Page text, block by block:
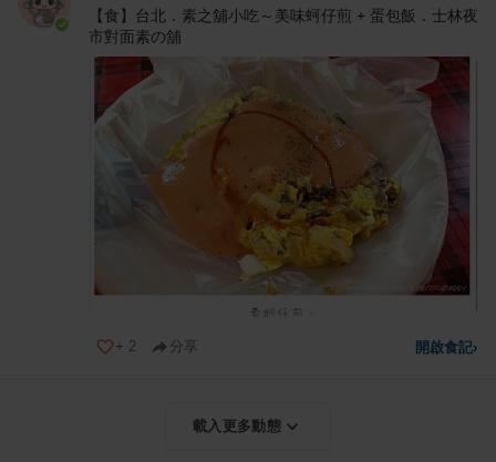
【食】台北．素之舖小吃～美味蚵仔煎 + 蛋包飯．士林夜
市對面素の舖
+ 2 分享 開啟食記›
載入更多動態